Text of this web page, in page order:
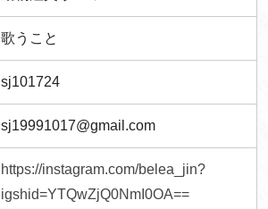
歌うこと
sj101724
sj19991017@gmail.com
https://instagram.com/belea_jin?
igshid=YTQwZjQ0NmI0OA==